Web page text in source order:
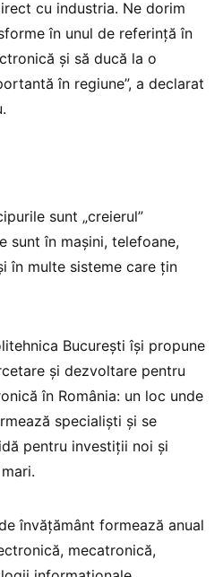
cu industria. Ne dorim
în unul de referinţă în
şi să ducă la o
în regiune”, a declarat
sunt „creierul”
sunt în maşini, telefoane,
în multe sisteme care ţin
Bucureşti îşi propune
şi dezvoltare pentru
în România: un loc unde
specialişti şi se
pentru investiţii noi şi
învăţământ formează anual
mecatronică,